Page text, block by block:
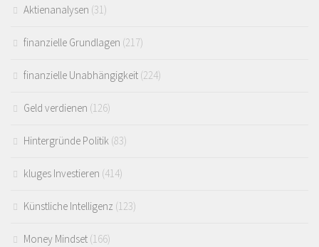
Aktienanalysen (31)
finanzielle Grundlagen (217)
finanzielle Unabhängigkeit (224)
Geld verdienen (126)
Hintergründe Politik (83)
kluges Investieren (414)
Künstliche Intelligenz (123)
Money Mindset (166)